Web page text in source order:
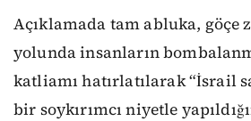
Açıklamada tam abluka, göçe
yolunda insanların
katliamı hatırlatılarak “İsrail
bir soykırımcı niyetle